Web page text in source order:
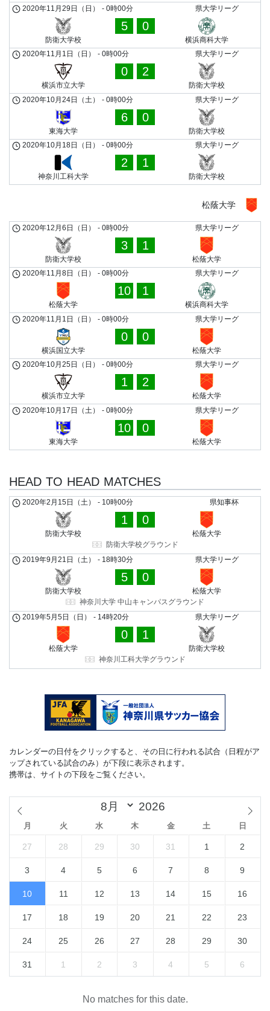
県大学リーグ
2020年11月29日（日） - 0時00分
防衛大学校
5 0
横浜商科大学
県大学リーグ
2020年11月1日（日） - 0時00分
横浜市立大学
0 2
防衛大学校
県大学リーグ
2020年10月24日（土） - 0時00分
東海大学
6 0
防衛大学校
県大学リーグ
2020年10月18日（日） - 0時00分
神奈川工科大学
2 1
防衛大学校
松蔭大学
県大学リーグ
2020年12月6日（日） - 0時00分
防衛大学校
3 1
松蔭大学
県大学リーグ
2020年11月8日（日） - 0時00分
松蔭大学
10 1
横浜商科大学
県大学リーグ
2020年11月1日（日） - 0時00分
横浜国立大学
0 0
松蔭大学
県大学リーグ
2020年10月25日（日） - 0時00分
横浜市立大学
1 2
松蔭大学
県大学リーグ
2020年10月17日（土） - 0時00分
東海大学
10 0
松蔭大学
HEAD TO HEAD MATCHES
県知事杯
2020年2月15日（土） - 10時00分
防衛大学校
1 0
松蔭大学
防衛大学校グラウンド
県大学リーグ
2019年9月21日（土） - 18時30分
防衛大学校
5 0
松蔭大学
神奈川大学 中山キャンパスグラウンド
県大学リーグ
2019年5月5日（日） - 14時20分
松蔭大学
0 1
防衛大学校
神奈川工科大学グラウンド
カレンダーの日付をクリックすると、その日に行われる試合（日程がア
ップされている試合のみ）が下段に表示されます。
携帯は、サイトの下段をご覧ください。
月 火 水 木 金 土 日
27 28 29 30 31 1 2
3 4 5 6 7 8 9
10 11 12 13 14 15 16
17 18 19 20 21 22 23
24 25 26 27 28 29 30
31 1 2 3 4 5 6
No matches for this date.